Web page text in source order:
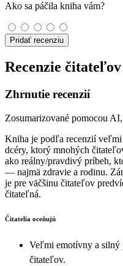
Ako sa páčila kniha vám?
Pridať recenziu
Recenzie čitateľov
Zhrnutie recenzií
Zosumarizované pomocou
Kniha je podľa recenzií
dcéry, ktorý mnohých
ako reálny/pravdivý príbeh,
— najmä zdravie a rodinu.
je pre väčšinu čitateľov
čitateľná.
Čitatelia oceňujú
Veľmi emotívny a silný
čitateľov.